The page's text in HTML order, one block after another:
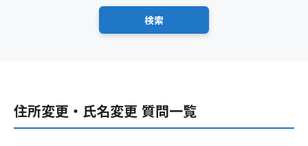
住所変更・氏名変更 質問一覧